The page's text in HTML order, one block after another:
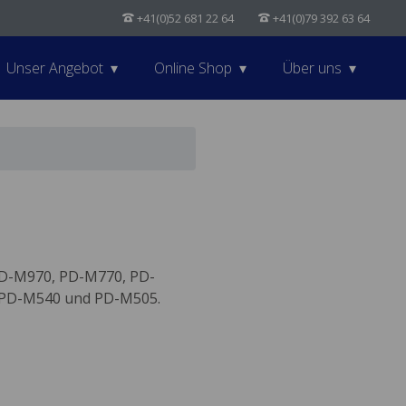
+41(0)52 681 22 64 +41(0)79 392 63 64
Unser Angebot Online Shop Über uns
M970, PD-M770, PD-
M540 und PD-M505.